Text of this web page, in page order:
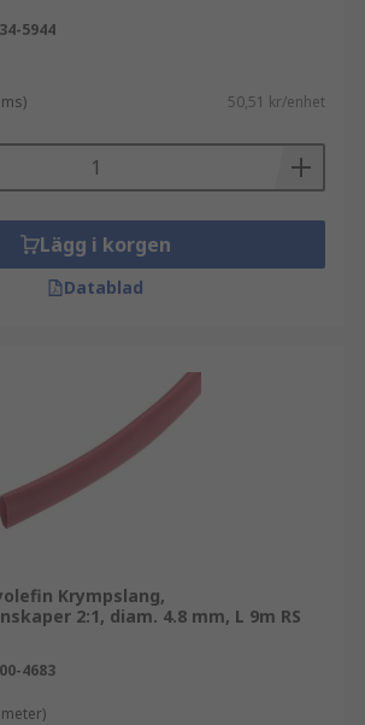
5944
50,51 kr/enhet
Lägg i korgen
Datablad
Krympslang,
2:1, diam. 4.8 mm, L 9m RS
4683